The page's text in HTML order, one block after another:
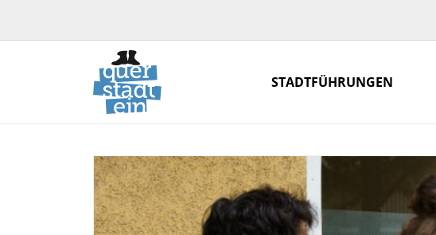
STADTFÜHRUNGEN